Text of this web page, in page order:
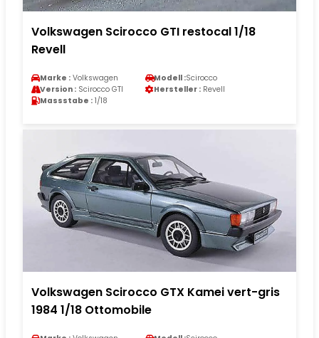
Volkswagen Scirocco GTI restocal 1/18
Revell
Marke : Volkswagen Modell :Scirocco
Version : Scirocco GTI Hersteller : Revell
Massstabe : 1/18
Volkswagen Scirocco GTX Kamei vert-gris
1984 1/18 Ottomobile